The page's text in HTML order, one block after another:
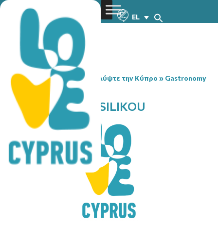
EL
You are here:Home» Ανακαλύψτε την Κύπρο » Gastronomy
» TO STEKKOUI TIS SILIKOU
TO STEKKOUI TIS SILIKOU